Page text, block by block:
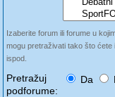
Izaberite forum ili forume u
mogu pretraživati tako što ćete
ispod.
Pretražuj
podforume:
Da